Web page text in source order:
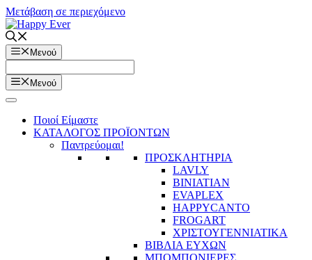
Μετάβαση σε περιεχόμενο
Μενού
Μενού
Ποιοί Είμαστε
ΚΑΤΑΛΟΓΟΣ ΠΡΟΪΟΝΤΩΝ
Παντρεύομαι!
ΠΡΟΣΚΛΗΤΗΡΙΑ
LAVLY
BINIATIAN
EVAPLEX
HAPPYCANTO
FROGART
ΧΡΙΣΤΟΥΓΕΝΝΙΑΤΙΚΑ
ΒΙΒΛΙΑ ΕΥΧΩΝ
ΜΠΟΜΠΟΝΙΕΡΕΣ